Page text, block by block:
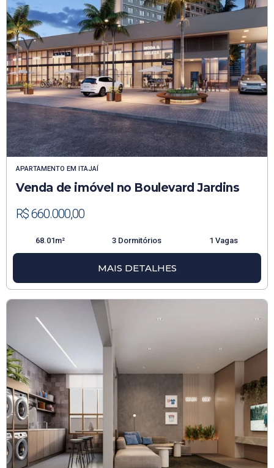
APARTAMENTO EM ITAJAÍ
Venda de imóvel no Boulevard Jardins
R$ 660.000,00
68.01m² 3 Dormitórios 1 Vagas
MAIS DETALHES